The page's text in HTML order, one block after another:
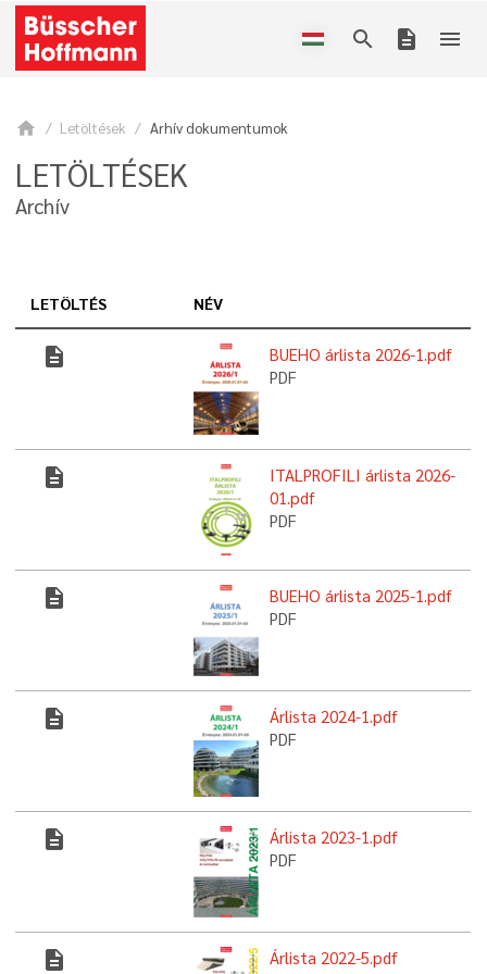
search description menu
home Letöltések Arhív dokumentumok
LETÖLTÉSEK
Archív
LETÖLTÉS NÉV
description
BUEHO árlista 2026-1.pdf
PDF
description
ITALPROFILI árlista 2026-
01.pdf
PDF
description
BUEHO árlista 2025-1.pdf
PDF
description
Árlista 2024-1.pdf
PDF
description
Árlista 2023-1.pdf
PDF
description
Árlista 2022-5.pdf